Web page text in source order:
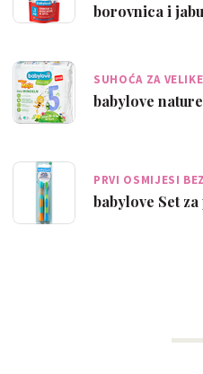
borovnica i
SUHOĆA ZA
babylove
PRVI OSMIJESI
babylove Set